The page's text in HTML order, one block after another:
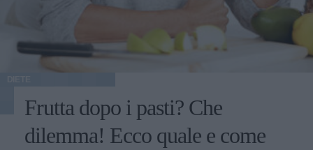
Frutta dopo i pasti? Che
dilemma! Ecco quale e come